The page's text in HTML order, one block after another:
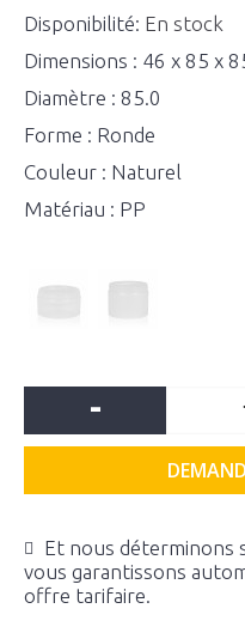
Disponibilité: En stock
Dimensions : 46 x 85 x
Diamètre : 85.0
Forme : Ronde
Couleur : Naturel
Matériau : PP
-
Et nous déterminons
vous garantissons
offre tarifaire.